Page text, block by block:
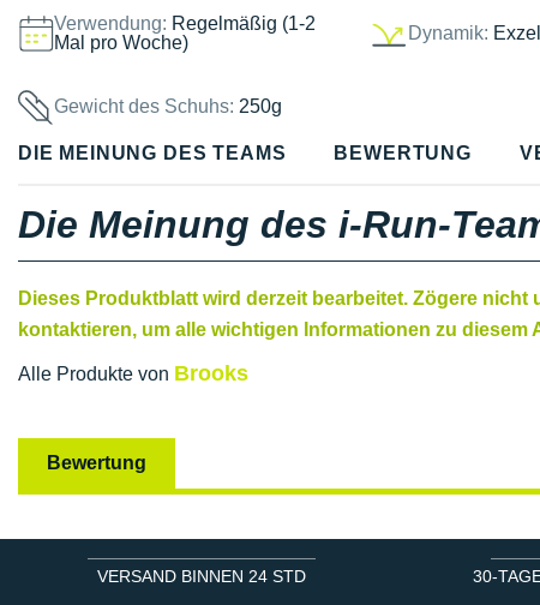
Verwendung: Regelmäßig (1-2
Mal pro Woche)
Dynamik:
Gewicht des Schuhs: 250g
DIE MEINUNG DES TEAMS BEWERTUNG
Die Meinung des i-Run-
Dieses Produktblatt wird derzeit bearbeitet. Zögere nicht
kontaktieren, um alle wichtigen Informationen zu diesem
Alle Produkte von Brooks
Bewertung
VERSAND BINNEN 24 STD 30-